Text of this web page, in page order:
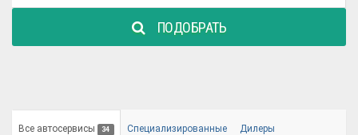
ПОДОБРАТЬ
Все автосервисы 34 Специализированные Дилеры